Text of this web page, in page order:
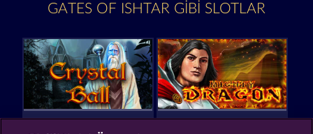
GATES OF ISHTAR GIBI SLOTLAR
Crystal Ball Mighty Dragon